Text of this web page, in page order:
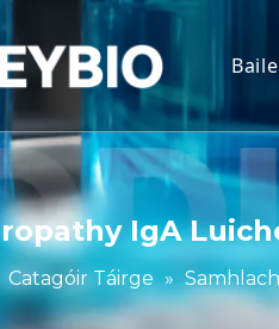
Baile
IgA
Catagóir Táirge »